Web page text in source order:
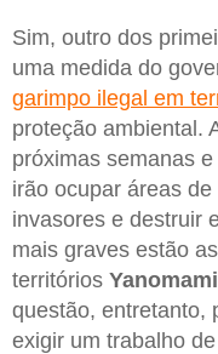
Sim, outro dos
uma medida do
garimpo ilegal em
proteção ambiental.
próximas semanas
irão ocupar áreas
invasores e destruir
mais graves estão
territórios Yanomami
questão, entretanto,
exigir um trabalho